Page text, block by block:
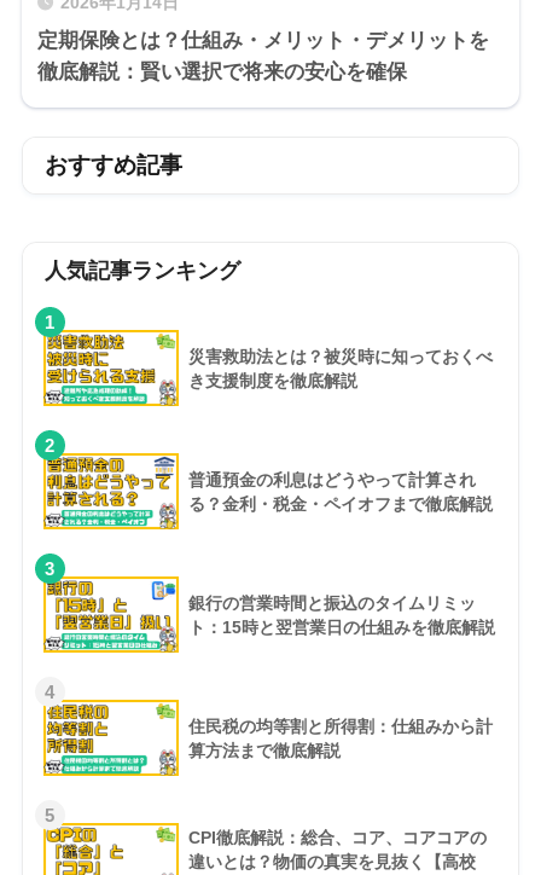
定期保険とは？仕組み・メリット・デメリットを
徹底解説：賢い選択で将来の安心を確保
おすすめ記事
人気記事ランキング
1
災害救助法とは？被災時に知っておくべ
き支援制度を徹底解説
2
普通預金の利息はどうやって計算され
る？金利・税金・ペイオフまで徹底解説
3
銀行の営業時間と振込のタイムリミッ
ト：15時と翌営業日の仕組みを徹底解説
4
住民税の均等割と所得割：仕組みから計
算方法まで徹底解説
5
CPI徹底解説：総合、コア、コアコアの
違いとは？物価の真実を見抜く【高校